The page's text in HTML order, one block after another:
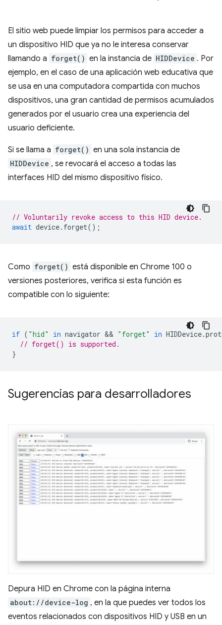
El sitio web puede limpiar los permisos para acceder a
un dispositivo HID que ya no le interesa conservar
llamando a forget() en la instancia de HIDDevice . Por
ejemplo, en el caso de una aplicación web educativa que
se usa en una computadora compartida con muchos
dispositivos, una gran cantidad de permisos acumulados
generados por el usuario crea una experiencia del
usuario deficiente.
Si se llama a forget() en una sola instancia de
HIDDevice , se revocará el acceso a todas las
interfaces HID del mismo dispositivo físico.
// Voluntarily revoke access to this HID device.
await device. forget();
Como forget() está disponible en Chrome 100 o
versiones posteriores, verifica si esta función es
compatible con lo siguiente:
if ( "hid" in navigator && "forget" in HIDDevice.
// forget() is supported.
}
Sugerencias para desarrolladores
Depura HID en Chrome con la página interna
about://device-log , en la que puedes ver todos los
eventos relacionados con dispositivos HID y USB en un